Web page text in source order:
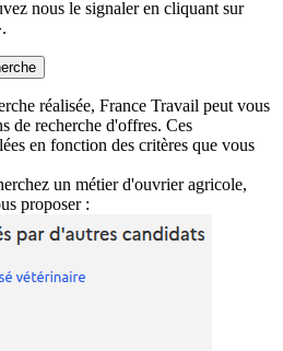
nous le signaler en cliquant sur
réalisée, France Travail peut vous
de recherche d'offres. Ces
en fonction des critères que vous
un métier d'ouvrier agricole,
proposer :